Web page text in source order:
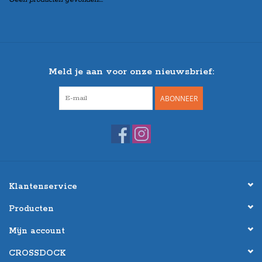
Meld je aan voor onze nieuwsbrief:
ABONNEER
Klantenservice
Producten
Mijn account
CROSSDOCK